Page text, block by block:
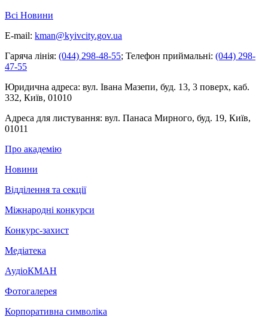
Всі Новини
E-mail: kman@kyivcity.gov.ua
Гаряча лінія: (044) 298-48-55; Телефон приймальні: (044) 298-
47-55
Юридична адреса: вул. Івана Мазепи, буд. 13, 3 поверх, каб.
332, Київ, 01010
Адреса для листування: вул. Панаса Мирного, буд. 19, Київ,
01011
Про академію
Новини
Відділення та секції
Міжнародні конкурси
Конкурс-захист
Медіатека
АудіоКМАН
Фотогалерея
Корпоративна символіка